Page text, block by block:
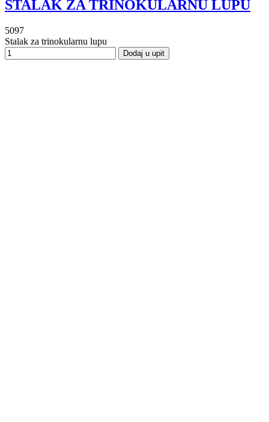
STALAK ZA TRINOKULARNU LUPU
5097
Stalak za trinokularnu lupu
Dodaj u upit